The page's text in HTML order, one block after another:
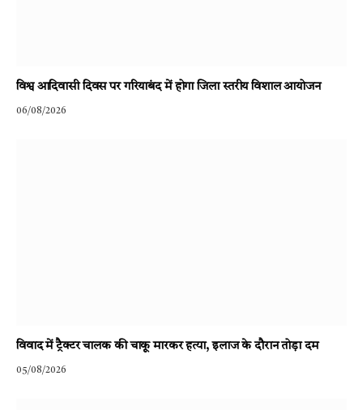
विश्व आदिवासी दिवस पर गरियाबंद में होगा जिला स्तरीय विशाल आयोजन
06/08/2026
विवाद में ट्रैक्टर चालक की चाकू मारकर हत्या, इलाज के दौरान तोड़ा दम
05/08/2026